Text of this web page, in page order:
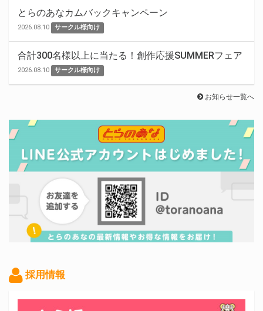
とらのあなカムバックキャンペーン
2026.08.10 サークル様向け
合計300名様以上に当たる！創作応援SUMMERフェア
2026.08.10 サークル様向け
お知らせ一覧へ
採用情報